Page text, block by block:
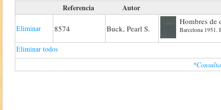
Referencia Autor
Eliminar 8574 Buck, Pearl S.
Hombres de
Barcelona 1951.
Eliminar todos